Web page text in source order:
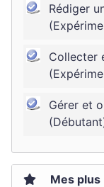
Rédiger
Collecter
Gérer et
Mes plus